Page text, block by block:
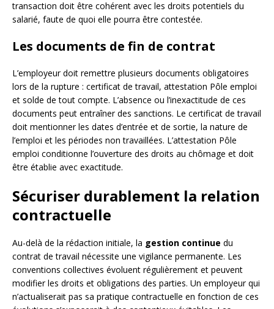
transaction doit être cohérent avec les droits potentiels du
salarié, faute de quoi elle pourra être contestée.
Les documents de fin de contrat
L’employeur doit remettre plusieurs documents obligatoires
lors de la rupture : certificat de travail, attestation Pôle emploi
et solde de tout compte. L’absence ou l’inexactitude de ces
documents peut entraîner des sanctions. Le certificat de travail
doit mentionner les dates d’entrée et de sortie, la nature de
l’emploi et les périodes non travaillées. L’attestation Pôle
emploi conditionne l’ouverture des droits au chômage et doit
être établie avec exactitude.
Sécuriser durablement la relation
contractuelle
Au-delà de la rédaction initiale, la gestion continue du
contrat de travail nécessite une vigilance permanente. Les
conventions collectives évoluent régulièrement et peuvent
modifier les droits et obligations des parties. Un employeur qui
n’actualiserait pas sa pratique contractuelle en fonction de ces